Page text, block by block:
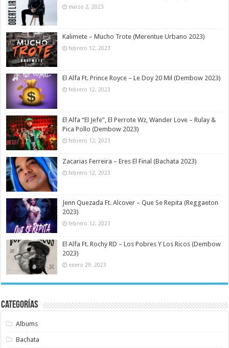
marzo 2, 2023
Kalimete – Mucho Trote (Merentue Urbano 2023)
febrero 12, 2023
El Alfa Ft. Prince Royce – Le Doy 20 Mil (Dembow 2023)
febrero 12, 2023
El Alfa “El Jefe”, El Perrote Wz, Wander Love – Rulay &
Pica Pollo (Dembow 2023)
febrero 12, 2023
Zacarias Ferreira – Eres El Final (Bachata 2023)
febrero 12, 2023
Jenn Quezada Ft. Alcover – Que Se Repita (Reggaeton
2023)
febrero 12, 2023
El Alfa Ft. Rochy RD – Los Pobres Y Los Ricos (Dembow
2023)
enero 29, 2023
Categorías
Albums
Bachata